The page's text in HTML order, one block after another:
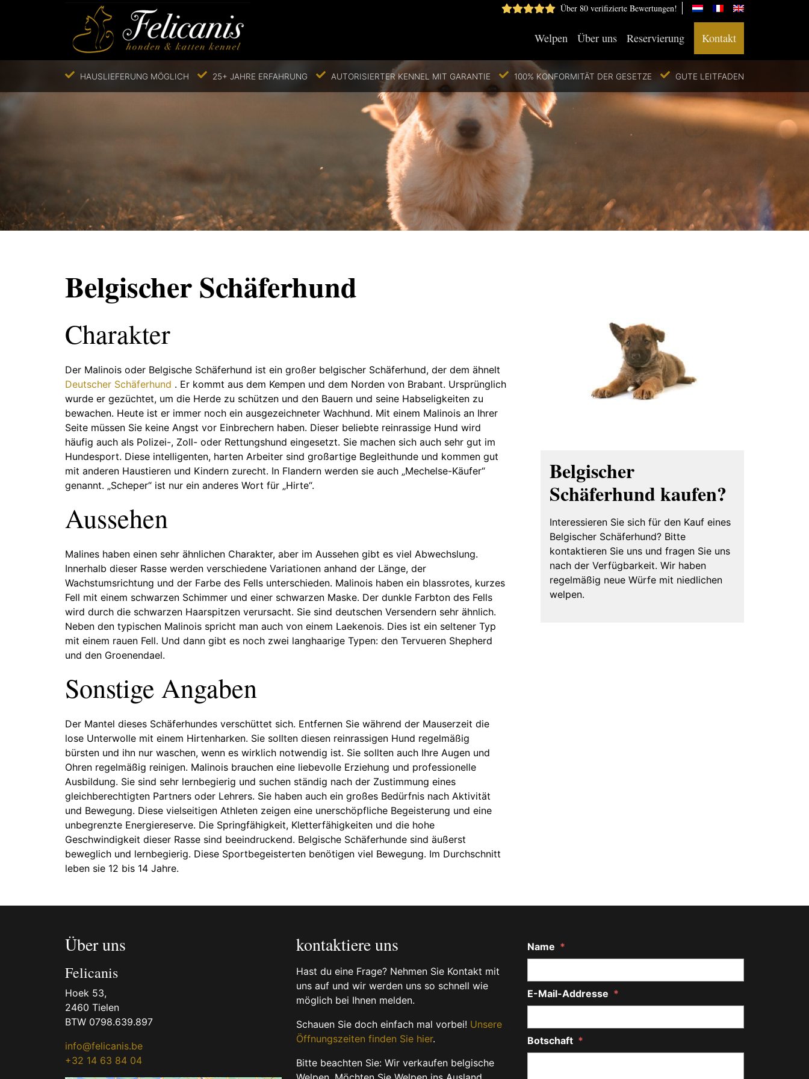
Über 80 verifizierte Bewertungen!
Welpen Über uns Reservierung Kontakt
HAUSLIEFERUNG MÖGLICH 25+ JAHRE ERFAHRUNG AUTORISIERTER KENNEL MIT GARANTIE 100% KONFORMITÄT DER GESETZE GUTE LEITFADEN
Belgischer Schäferhund
Belgischer
Schäferhund kaufen?
Interessieren Sie sich für den Kauf eines
Belgischer Schäferhund? Bitte
kontaktieren Sie uns und fragen Sie uns
nach der Verfügbarkeit. Wir haben
regelmäßig neue Würfe mit niedlichen
welpen.
Charakter
Der Malinois oder Belgische Schäferhund ist ein großer belgischer Schäferhund, der dem ähnelt
Deutscher Schäferhund . Er kommt aus dem Kempen und dem Norden von Brabant. Ursprünglich
wurde er gezüchtet, um die Herde zu schützen und den Bauern und seine Habseligkeiten zu
bewachen. Heute ist er immer noch ein ausgezeichneter Wachhund. Mit einem Malinois an Ihrer
Seite müssen Sie keine Angst vor Einbrechern haben. Dieser beliebte reinrassige Hund wird
häufig auch als Polizei-, Zoll- oder Rettungshund eingesetzt. Sie machen sich auch sehr gut im
Hundesport. Diese intelligenten, harten Arbeiter sind großartige Begleithunde und kommen gut
mit anderen Haustieren und Kindern zurecht. In Flandern werden sie auch „Mechelse-Käufer“
genannt. „Scheper“ ist nur ein anderes Wort für „Hirte“.
Aussehen
Malines haben einen sehr ähnlichen Charakter, aber im Aussehen gibt es viel Abwechslung.
Innerhalb dieser Rasse werden verschiedene Variationen anhand der Länge, der
Wachstumsrichtung und der Farbe des Fells unterschieden. Malinois haben ein blassrotes, kurzes
Fell mit einem schwarzen Schimmer und einer schwarzen Maske. Der dunkle Farbton des Fells
wird durch die schwarzen Haarspitzen verursacht. Sie sind deutschen Versendern sehr ähnlich.
Neben den typischen Malinois spricht man auch von einem Laekenois. Dies ist ein seltener Typ
mit einem rauen Fell. Und dann gibt es noch zwei langhaarige Typen: den Tervueren Shepherd
und den Groenendael.
Sonstige Angaben
Der Mantel dieses Schäferhundes verschüttet sich. Entfernen Sie während der Mauserzeit die
lose Unterwolle mit einem Hirtenharken. Sie sollten diesen reinrassigen Hund regelmäßig
bürsten und ihn nur waschen, wenn es wirklich notwendig ist. Sie sollten auch Ihre Augen und
Ohren regelmäßig reinigen. Malinois brauchen eine liebevolle Erziehung und professionelle
Ausbildung. Sie sind sehr lernbegierig und suchen ständig nach der Zustimmung eines
gleichberechtigten Partners oder Lehrers. Sie haben auch ein großes Bedürfnis nach Aktivität
und Bewegung. Diese vielseitigen Athleten zeigen eine unerschöpfliche Begeisterung und eine
unbegrenzte Energiereserve. Die Springfähigkeit, Kletterfähigkeiten und die hohe
Geschwindigkeit dieser Rasse sind beeindruckend. Belgische Schäferhunde sind äußerst
beweglich und lernbegierig. Diese Sportbegeisterten benötigen viel Bewegung. Im Durchschnitt
leben sie 12 bis 14 Jahre.
Über uns
Felicanis
Hoek 53,
2460 Tielen
BTW 0798.639.897
info@felicanis.be
+32 14 63 84 04
kontaktiere uns
Hast du eine Frage? Nehmen Sie Kontakt mit
uns auf und wir werden uns so schnell wie
möglich bei Ihnen melden.
Schauen Sie doch einfach mal vorbei! Unsere
Öffnungszeiten finden Sie hier.
Bitte beachten Sie: Wir verkaufen belgische
Name *
E-Mail-Addresse *
Botschaft *